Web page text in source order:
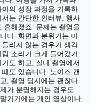
의 성장 과정을 기록하
는 간단한 인터뷰, 행사
흔해졌죠. 문제는 촬영을
다. 화면과 분위기는 마
리지 않는 경우가 생각
소리가 크게 들어갔거
도 하고, 실내 촬영에서
도 있습니다. 노이즈 캔
, 촬영 당시에는 괜찮다
가 분명해지는 경우도
기기에는 개인 영상이나